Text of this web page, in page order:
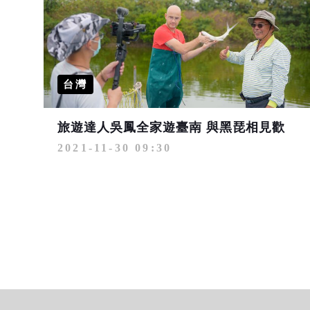
台灣
旅遊達人吳鳳全家遊臺南 與黑琵相見歡
2021-11-30 09:30